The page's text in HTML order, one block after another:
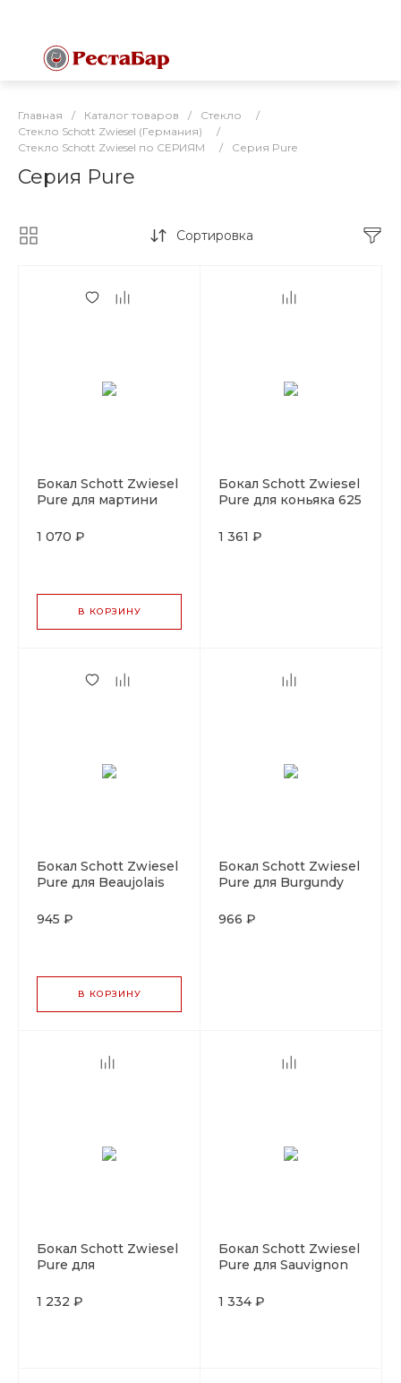
Главная / Каталог товаров / Стекло
/
Стекло Schott Zwiesel (Германия)
/
Стекло Schott Zwiesel по СЕРИЯМ
/ Серия Pure
Серия Pure
Сортировка
Бокал Schott Zwiesel
Pure для мартини
стекло, Германия
1 070 ₽
В КОРЗИНУ
Бокал Schott Zwiesel
Pure для коньяка 625
стекло, Германия
1 361 ₽
Бокал Schott Zwiesel
Pure для Beaujolais
стекло, Германия
945 ₽
В КОРЗИНУ
Бокал Schott Zwiesel
Pure для Burgundy
Германия
966 ₽
Бокал Schott Zwiesel
Pure для
стекло, Германия
1 232 ₽
Бокал Schott Zwiesel
Pure для Sauvignon
Германия
1 334 ₽